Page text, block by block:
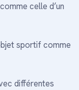
celle d’un
sportif comme
différentes